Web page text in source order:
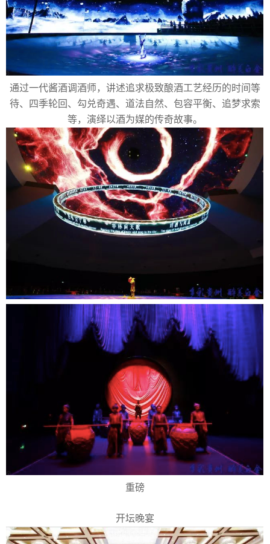
通过一代酱酒调酒师，讲述追求极致酿酒工艺经历的时间等
待、四季轮回、勾兑奇遇、道法自然、包容平衡、追梦求索
等，演绎以酒为媒的传奇故事。
重磅
开坛晚宴